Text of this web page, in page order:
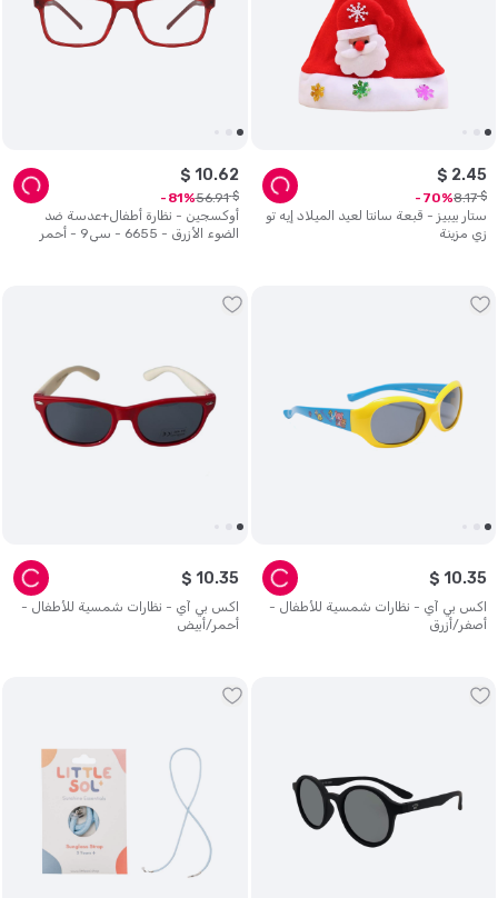
ستار بيبيز - قبعة سانتا لعيد الميلاد إيه تو
زي مزينة
$ 2.45
$
8.17
70
أوكسجين - نظارة أطفال+عدسة ضد
الضوء الأزرق - 6655 - سي9 - أحمر
$ 10.62
$
56.91
81
اكس بي آي - نظارات شمسية للأطفال -
أصفر/أزرق
$ 10.35
اكس بي آي - نظارات شمسية للأطفال -
أحمر/أبيض
$ 10.35